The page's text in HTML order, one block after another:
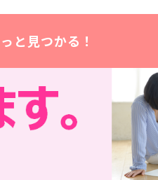
と見つかる！